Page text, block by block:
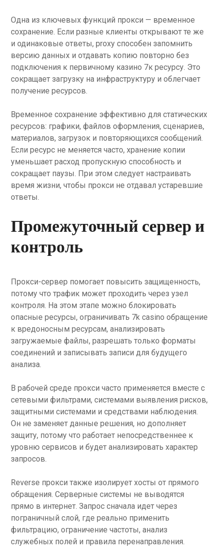
Одна из ключевых функций прокси — временное
сохранение. Если разные клиенты открывают те же
и одинаковые ответы, proxy способен запомнить
версию данных и отдавать копию повторно без
подключения к первичному казино 7к ресурсу. Это
сокращает загрузку на инфраструктуру и облегчает
получение ресурсов.
Временное сохранение эффективно для статических
ресурсов: графики, файлов оформления, сценариев,
материалов, загрузок и повторяющихся сообщений.
Если ресурс не меняется часто, хранение копии
уменьшает расход пропускную способность и
сокращает паузы. При этом следует настраивать
время жизни, чтобы прокси не отдавал устаревшие
ответы.
Промежуточный сервер и
контроль
Прокси-сервер помогает повысить защищенность,
потому что трафик может проходить через узел
контроля. На этом этапе можно блокировать
опасные ресурсы, ограничивать 7k casino обращение
к вредоносным ресурсам, анализировать
загружаемые файлы, разрешать только форматы
соединений и записывать записи для будущего
анализа.
В рабочей среде прокси часто применяется вместе с
сетевыми фильтрами, системами выявления рисков,
защитными системами и средствами наблюдения.
Он не заменяет данные решения, но дополняет
защиту, потому что работает непосредственнее к
уровню сервисов и будет анализировать характер
запросов.
Reverse прокси также изолирует хосты от прямого
обращения. Серверные системы не выводятся
прямо в интернет. Запрос сначала идет через
пограничный слой, где реально применить
фильтрацию, ограничение частоты, анализ
служебных полей и правила перенаправления.